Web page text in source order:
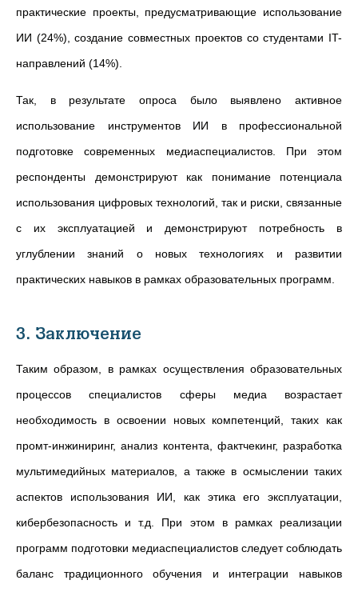
практические проекты, предусматривающие использование
ИИ (24%), создание совместных проектов со студентами IT-
направлений (14%).
Так, в результате опроса было выявлено активное
использование инструментов ИИ в профессиональной
подготовке современных медиаспециалистов. При этом
респонденты демонстрируют как понимание потенциала
использования цифровых технологий, так и риски, связанные
с их эксплуатацией и демонстрируют потребность в
углублении знаний о новых технологиях и развитии
практических навыков в рамках образовательных программ.
3. Заключение
Таким образом, в рамках осуществления образовательных
процессов специалистов сферы медиа возрастает
необходимость в освоении новых компетенций, таких как
промт-инжиниринг, анализ контента, фактчекинг, разработка
мультимедийных материалов, а также в осмыслении таких
аспектов использования ИИ, как этика его эксплуатации,
кибербезопасность и т.д. При этом в рамках реализации
программ подготовки медиаспециалистов следует соблюдать
баланс традиционного обучения и интеграции навыков